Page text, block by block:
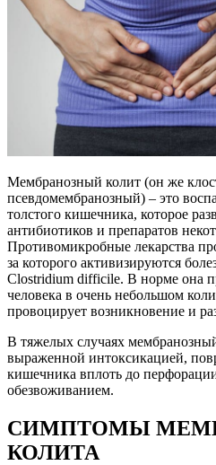
Мембранозный колит (он же
псевдомембранозный) – это
толстого кишечника, которое
антибиотиков и препаратов
Противомикробные лекарства
за которого активизируются
Clostridium difficile. В норме она
человека в очень небольшом
провоцирует возникновение и
В тяжелых случаях
выраженной интоксикацией,
кишечника вплоть до
обезвоживанием.
СИМПТОМЫ
КОЛИТА